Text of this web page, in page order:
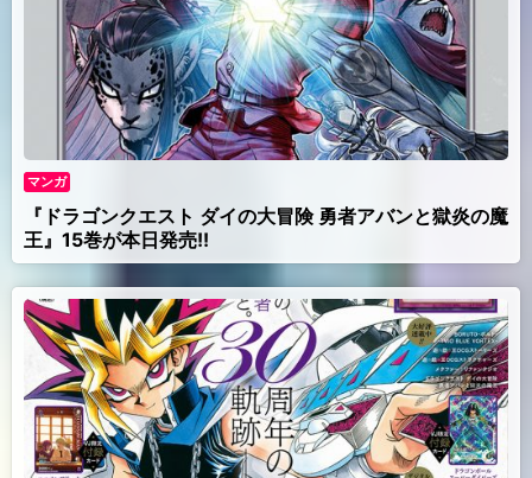
マンガ
『ドラゴンクエスト ダイの大冒険 勇者アバンと獄炎の魔
王』15巻が本日発売!!